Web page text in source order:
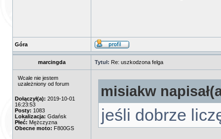
Góra
marcingda Tytuł: Re: uszkodzona felga
Wcale nie jestem
uzależniony od forum
Dołączył(a): 2019-10-01
16:23:53
Posty: 1083
Lokalizacja: Gdańsk
Płeć: Mężczyzna
Obecne moto: F800GS
misiakw
jeśli dobrze